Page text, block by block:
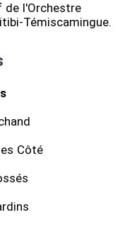
de l'Orchestre
Témiscamingue.
Côté